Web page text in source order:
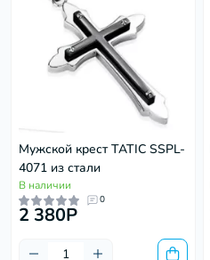
Мужской крест TATIC SSPL-
4071 из стали
В наличии
0
2 380P